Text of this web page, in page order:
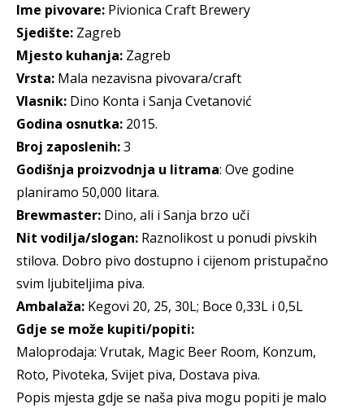
Ime pivovare: Pivionica Craft Brewery
Sjedište: Zagreb
Mjesto kuhanja: Zagreb
Vrsta: Mala nezavisna pivovara/craft
Vlasnik: Dino Konta i Sanja Cvetanović
Godina osnutka: 2015.
Broj zaposlenih:3
Godišnja proizvodnja u litrama: Ove godine
planiramo 50,000 litara.
Brewmaster: Dino, ali i Sanja brzo uči
Nit vodilja/slogan: Raznolikost u ponudi pivskih
stilova. Dobro pivo dostupno i cijenom pristupačno
svim ljubiteljima piva.
Ambalaža: Kegovi 20, 25, 30L; Boce 0,33L i 0,5L
Gdje se može kupiti/popiti:
Maloprodaja: Vrutak, Magic Beer Room, Konzum,
Roto, Pivoteka, Svijet piva, Dostava piva.
Popis mjesta gdje se naša piva mogu popiti je malo